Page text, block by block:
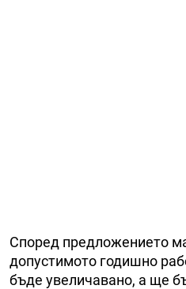
Според предложението
допустимото годишно
бъде увеличавано, а ще